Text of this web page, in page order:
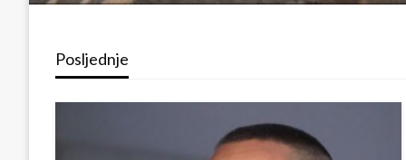
Posljednje